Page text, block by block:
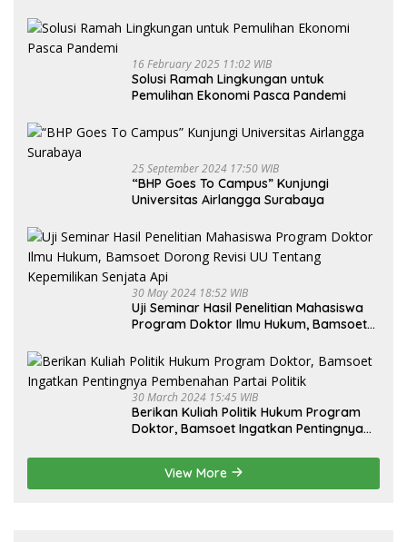
16 February 2025 11:02 WIB
Solusi Ramah Lingkungan untuk
Pemulihan Ekonomi Pasca Pandemi
25 September 2024 17:50 WIB
“BHP Goes To Campus” Kunjungi
Universitas Airlangga Surabaya
30 May 2024 18:52 WIB
Uji Seminar Hasil Penelitian Mahasiswa
Program Doktor Ilmu Hukum, Bamsoet
Senjata Api
30 March 2024 15:45 WIB
Berikan Kuliah Politik Hukum Program
Doktor, Bamsoet Ingatkan Pentingnya
View More